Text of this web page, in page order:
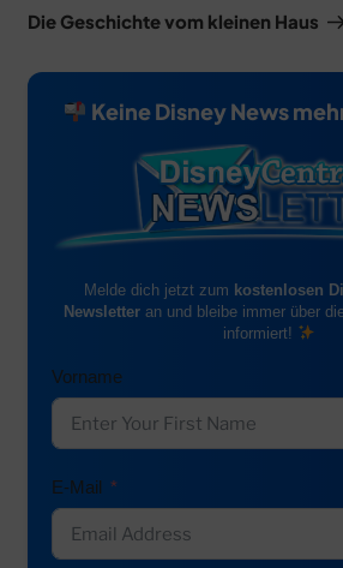
Beitrag
Die Geschichte vom kleinen Haus
Keine Disney News
Melde dich jetzt zum kostenlosen
Newsletteran und bleibe immer über
informiert!
Vorname
E-Mail